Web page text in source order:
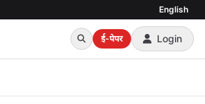
English
ई-पेपर Login